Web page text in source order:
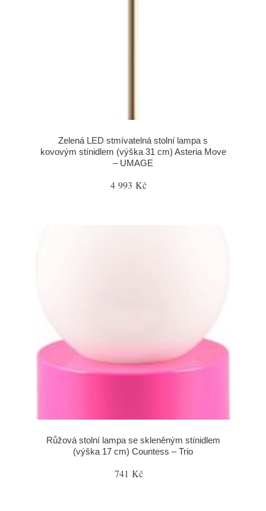
Zelená LED stmívatelná stolní lampa s
kovovým stínidlem (výška 31 cm) Asteria Move
– UMAGE
4 993 Kč
Růžová stolní lampa se skleněným stínidlem
(výška 17 cm) Countess – Trio
741 Kč